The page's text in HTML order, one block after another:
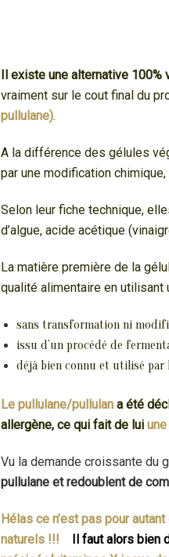
Il existe une alternative
vraiment sur le cout final du
pullulane).
A la différence des gélules
par une modification
Selon leur fiche technique,
d’algue, acide acétique
La matière première de la
qualité alimentaire en utilisant
sans transformation ni
issu d’un procédé de
déjà bien connu et utilisé par
Le pullulane/pullulan a été
allergène, ce qui fait de lui
Vu la demande croissante du
pullulane et redoublent de
Hélas ce n’est pas pour
naturels !!!
Il faut alors